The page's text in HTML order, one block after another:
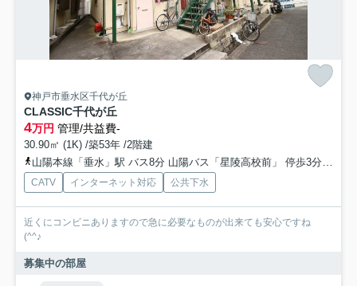
神戸市垂水区千代が丘
CLASSIC千代が丘
4万円 管理/共益費-
30.90㎡ (1K) /築53年 /2階建
山陽本線「垂水」駅 バス8分 山陽バス「星陵高校前」 停歩3分
CATV インターネット対応 公共下水
近くにコンビニありますので急に必要なものが出来ても安心ですね
(^^♪
募集中の部屋